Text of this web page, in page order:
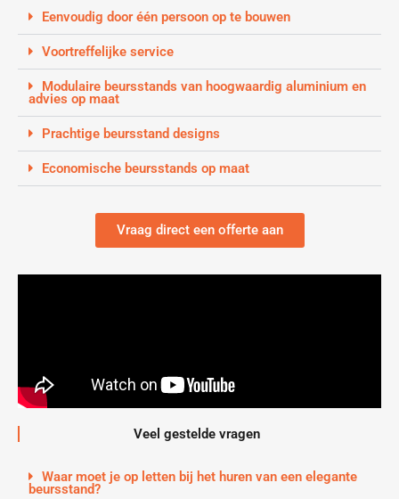
Eenvoudig door één persoon op te bouwen
Voortreffelijke service
Modulaire beursstands van hoogwaardig aluminium en
advies op maat
Prachtige beursstand designs
Economische beursstands op maat
Vraag direct een offerte aan
Veel gestelde vragen
Waar moet je op letten bij het huren van een elegante
beursstand?